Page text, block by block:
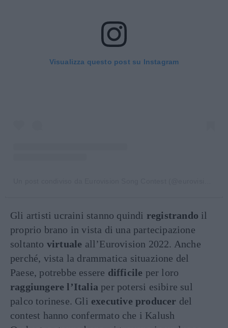
Visualizza questo post su Instagram
Gli artisti ucraini stanno quindi registrando il
proprio brano in vista di una partecipazione
soltanto virtuale all’Eurovision 2022. Anche
perché, vista la drammatica situazione del
Paese, potrebbe essere difficile per loro
raggiungere l’Italia per potersi esibire sul
palco torinese. Gli executive producer del
contest hanno confermato che i Kalush